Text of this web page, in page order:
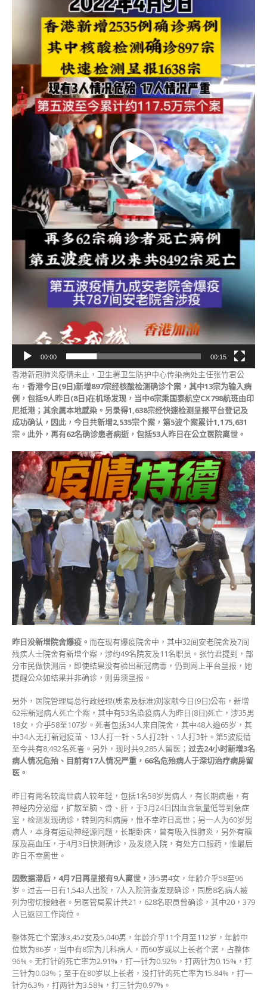
13
例
呈
报〉
中
00:00 00:15
香港新冠肺炎疫情未止，卫生署卫生防护中心传染病处主任张竹君公
布， 香港今日(9日)新增897宗经核酸检测确诊个案，其中13宗为输入病
例，包括9人昨日(8日)在机场发现，当中6宗乘国泰航空CX798航班由印
尼抵港；其余属本地感染。另录得1,638宗经快速检测呈报平台登记及
成功确认，因此，今日共新增2,535宗个案，第5波个案累计1,175,631
宗。 此外，再有62名确诊患者病逝，包括53人昨日在公立医院离世。
昨日没新增院舍爆疫。 而在现有爆疫院舍中，其中32间安老院舍及7间
残疾人士院舍有新增个案，涉约49名院友及11名职员。张竹君提到，部
分市民做快测后，即使结果没有验出新冠病毒，仍到网上平台呈报，她
提醒公众如结果并非确诊，则毋须呈报。
另外，医院管理局总行政经理(质素及标准)刘家献今日(9日)公布，新增
62宗新冠病人死亡个案，其中有53名染疫病人为昨日(8日)死亡，涉35男
18女，介乎58至107岁。死者包括34人来自院舍，其中48人逾65岁，其
中34人无打新冠疫苗、13人打一针、5人打2针、1人打3针。第5波疫情
至今共有8,492名死者。另外，现时共9,285人留医； 过去24小时新增3名
病人情况危殆、目前有17人情况严重，66名危殆病人于深切治疗病房留
医。
昨日有两名较离世病人较年轻，包括1名58岁男病人，有长期病患，有
神经内分泌瘤，扩散至脑、骨、肝，于3月24日因血含氧量低等到急症
室，检测发现确诊，转到内科病房，惟不幸昨日离世；另一人为60岁男
病人，本身有运动神经源问题，长期卧床，曾有吸入性肺炎，另外有糖
尿及高血压，于4月3日快测确诊，及发烧入院，有处方口服药，惟最后
昨日不幸离世。
因数据滞后，4月7日再呈报有9人离世， 涉5男4女，年龄介乎58至96
岁。过去一日有1,543人出院，7人入院筛查发现确诊，同房8名病人被
列为密切接触者。另医管局累计共21，628名职员曾确诊，其中20，379
人已返回工作岗位。
整体死亡个案涉3,452女及5,040男，年龄介乎11个月至112岁，年龄中
位数为86岁，当中有8宗为儿科病人，而60岁或以上长者个案，占整体
96%。无打针的死亡率为2.91%，打一针为0.92%，打两针为0.15%，打
三针为0.03%；至于在80岁以上长者，没打针的死亡率为15.84%，打一
针为6.3%，打两针为3.58%，打三针为0.97%。